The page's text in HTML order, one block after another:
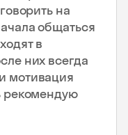
на
общаться
в
них всегда
мотивация
рекомендую